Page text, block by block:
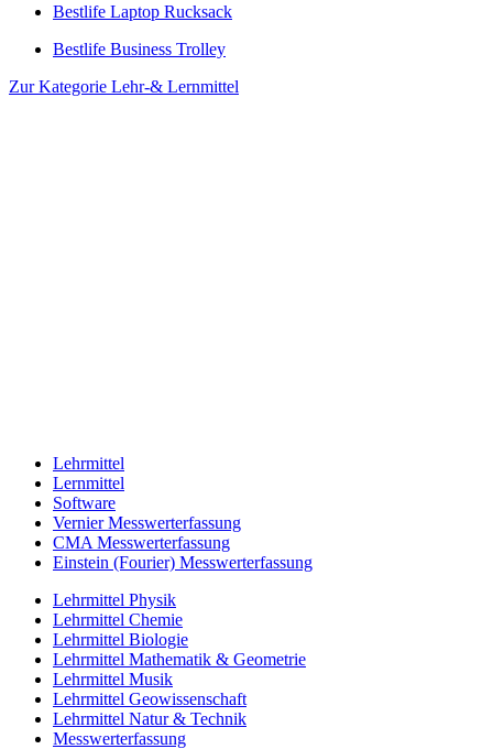
Bestlife Laptop Rucksack
Bestlife Business Trolley
Zur Kategorie Lehr-& Lernmittel
Lehrmittel
Lernmittel
Software
Vernier Messwerterfassung
CMA Messwerterfassung
Einstein (Fourier) Messwerterfassung
Lehrmittel Physik
Lehrmittel Chemie
Lehrmittel Biologie
Lehrmittel Mathematik & Geometrie
Lehrmittel Musik
Lehrmittel Geowissenschaft
Lehrmittel Natur & Technik
Messwerterfassung